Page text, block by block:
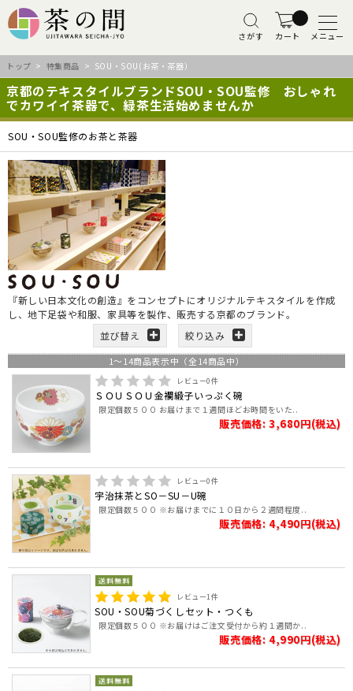
さがす カート メニュー
トップ > 特集商品 > SOU・SOU(お茶・茶器）
京都のテキスタイルブランドSOU・SOU監修 おしゃれ
でカワイイ茶器で、緑茶生活始めませんか
SOU・SOU監修のお茶と茶器
『新しい日本文化の創造』をコンセプトにオリジナルテキスタイルを作成
し、地下足袋や和服、家具等を製作、販売する京都のブランド。
並び替え
絞り込み
1～ 14商品表示中（全 14商品中）
レビュー0件
ＳＯＵＳＯＵ金襴緞子いっぷく碗
限定個数５００ お届けまで１週間ほどお時間をいた..
販売価格: 3,680円(税込)
レビュー0件
宇治抹茶とSO－SU－U碗
限定個数５００ ※お届けまでに１０日から２週間程度..
販売価格: 4,490円(税込)
レビュー1件
SOU・SOU菊づくしセット・つくも
限定個数５００ ※お届けはご注文受付から約１週間か..
販売価格: 4,990円(税込)